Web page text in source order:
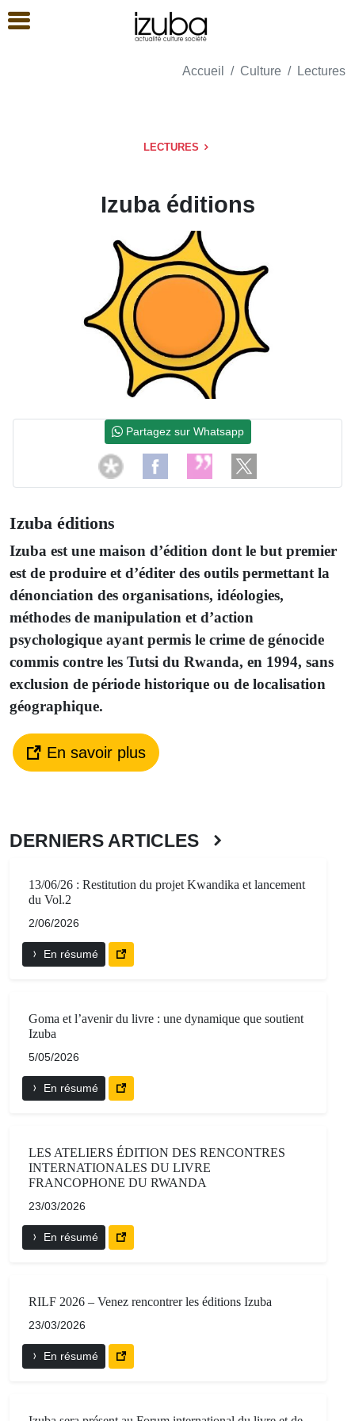
Accueil Culture Lectures
LECTURES
Izuba éditions
Izuba éditions
Izuba est une maison d’édition dont le but premier
est de produire et d’éditer des outils permettant la
dénonciation des organisations, idéologies,
méthodes de manipulation et d’action
psychologique ayant permis le crime de génocide
commis contre les Tutsi du Rwanda, en 1994, sans
exclusion de période historique ou de localisation
géographique.
En savoir plus
DERNIERS ARTICLES
13/06/26 : Restitution du projet Kwandika et lancement
du Vol.2
2/06/2026
En résumé
Goma et l’avenir du livre : une dynamique que soutient
Izuba
5/05/2026
En résumé
LES ATELIERS ÉDITION DES RENCONTRES
INTERNATIONALES DU LIVRE
FRANCOPHONE DU RWANDA
23/03/2026
En résumé
RILF 2026 – Venez rencontrer les éditions Izuba
23/03/2026
En résumé
Partagez sur Whatsapp